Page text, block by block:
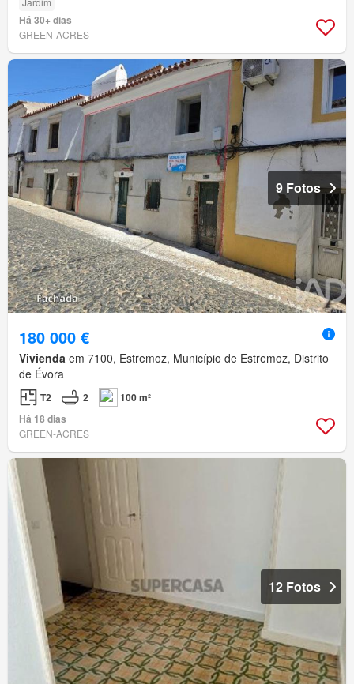
Há 30+ dias
GREEN-ACRES
9 Fotos
180 000 €
Vivienda em 7100, Estremoz, Município de Estremoz, Distrito
de Évora
T2 2
100 m²
Há 18 dias
GREEN-ACRES
12 Fotos